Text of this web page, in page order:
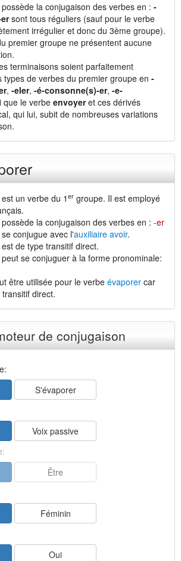
la conjugaison des verbes en : -
sont tous réguliers (sauf pour le verbe
irrégulier et donc du 3ème groupe).
premier groupe ne présentent aucune
terminaisons soient parfaitement
types de verbes du premier groupe en -
, -eler, -é-consonne(s)-er, -e-
le verbe envoyeret ces dérivés
qui lui, subit de nombreuses variations
un verbe du 1 er groupe. Il est employé
la conjugaison des verbes en : -er
conjugue avec l'auxiliaire avoir.
de type transitif direct.
se conjuguer à la forme pronominale:
être utilisée pour le verbe évaporer car
direct.
de conjugaison
S'évaporer
Voix passive
Être
Féminin
Oui